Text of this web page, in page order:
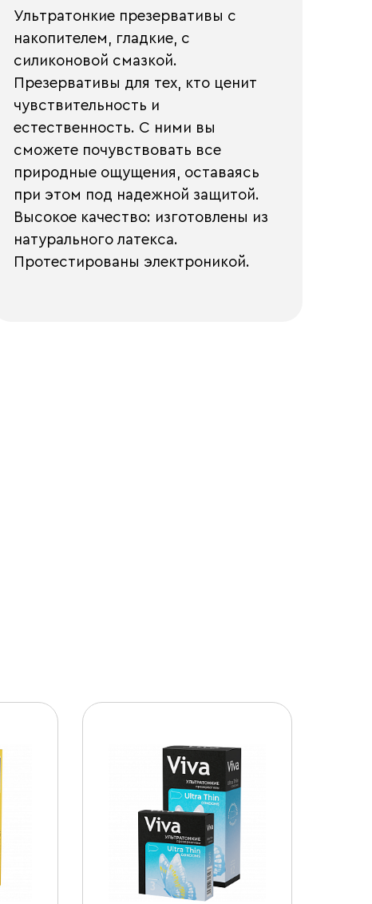
Ультратонкие презервативы с
накопителем, гладкие, с
силиконовой смазкой.
Презервативы для тех, кто ценит
чувствительность и
естественность. С ними вы
сможете почувствовать все
природные ощущения, оставаясь
при этом под надежной защитой.
Высокое качество: изготовлены из
натурального латекса.
Протестированы электроникой.